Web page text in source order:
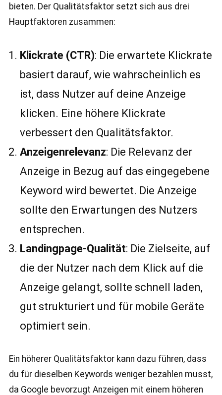
bieten. Der Qualitätsfaktor setzt sich aus drei
Hauptfaktoren zusammen:
Klickrate (CTR): Die erwartete Klickrate
basiert darauf, wie wahrscheinlich es
ist, dass Nutzer auf deine Anzeige
klicken. Eine höhere Klickrate
verbessert den Qualitätsfaktor.
Anzeigenrelevanz: Die Relevanz der
Anzeige in Bezug auf das eingegebene
Keyword wird bewertet. Die Anzeige
sollte den Erwartungen des Nutzers
entsprechen.
Landingpage-Qualität: Die Zielseite, auf
die der Nutzer nach dem Klick auf die
Anzeige gelangt, sollte schnell laden,
gut strukturiert und für mobile Geräte
optimiert sein.
Ein höherer Qualitätsfaktor kann dazu führen, dass
du für dieselben Keywords weniger bezahlen musst,
da Google bevorzugt Anzeigen mit einem höheren